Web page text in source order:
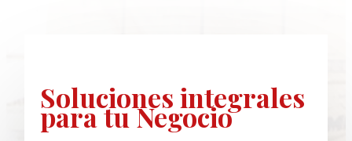
Solucionesintegrales
para tu Negocio